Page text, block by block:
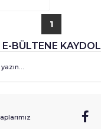
1
E-BÜLTENE KAYDOL